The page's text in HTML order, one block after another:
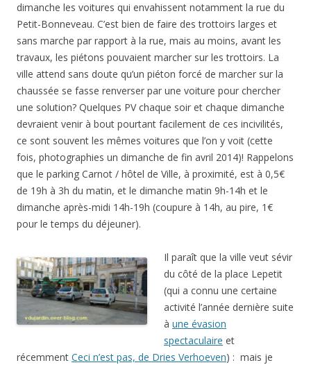
dimanche les voitures qui envahissent notamment la rue du
Petit-Bonneveau. C’est bien de faire des trottoirs larges et
sans marche par rapport à la rue, mais au moins, avant les
travaux, les piétons pouvaient marcher sur les trottoirs. La
ville attend sans doute qu’un piéton forcé de marcher sur la
chaussée se fasse renverser par une voiture pour chercher
une solution? Quelques PV chaque soir et chaque dimanche
devraient venir à bout pourtant facilement de ces incivilités,
ce sont souvent les mêmes voitures que l’on y voit (cette
fois, photographies un dimanche de fin avril 2014)! Rappelons
que le parking Carnot / hôtel de Ville, à proximité, est à 0,5€
de 19h à 3h du matin, et le dimanche matin 9h-14h et le
dimanche après-midi 14h-19h (coupure à 14h, au pire, 1€
pour le temps du déjeuner).
Il paraît que la ville veut sévir
du côté de la place Lepetit
(qui a connu une certaine
activité l’année dernière suite
à une évasion
spectaculaire et
récemment Ceci n’est pas, de Dries Verhoeven) : mais je